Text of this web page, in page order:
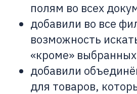
полям во всех
добавили во все
возможность
«кроме»
добавили
для товаров,